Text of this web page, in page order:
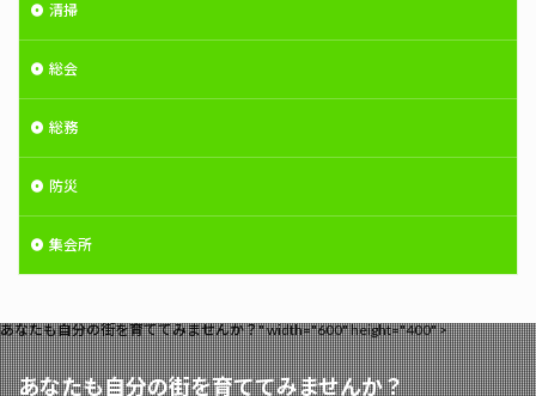
清掃
総会
総務
防災
集会所
あなたも自分の街を育ててみませんか？" width="600" height="400" >
あなたも自分の街を育ててみませんか？